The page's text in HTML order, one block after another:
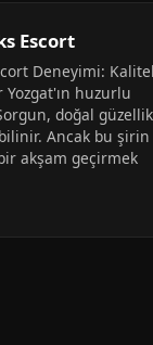
Escort
Deneyimi:
huzurlu
doğal
Ancak bu şirin
akşam geçirmek